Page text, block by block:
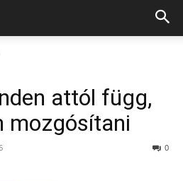
attól függ,
mozgósítani
0